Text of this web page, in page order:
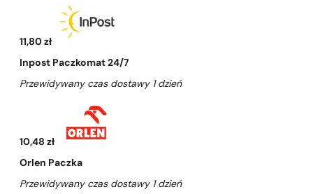
11,80 zł
Inpost Paczkomat 24/7
Przewidywany czas dostawy 1 dzień
10,48 zł
Orlen Paczka
Przewidywany czas dostawy 1 dzień